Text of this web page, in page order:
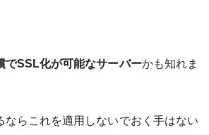
でSSL化が可能なサーバーかも知れま
ならこれを適用しないでおく手はない